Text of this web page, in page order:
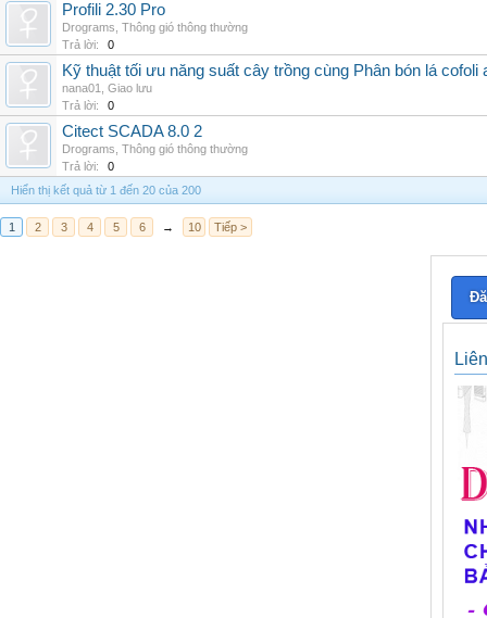
Profili 2.30 Pro
Drograms Thông gió thông thường
Trả lời:
0
Kỹ thuật tối ưu năng suất cây trồng cùng Phân bón lá cofoli
nana01
Giao lưu
Trả lời:
0
Citect SCADA 8.0 2
Drograms Thông gió thông thường
Trả lời:
0
Hiển thị kết quả từ 1 đến 20 của 200
1 2 3 4 5 6 → 10 Tiếp >